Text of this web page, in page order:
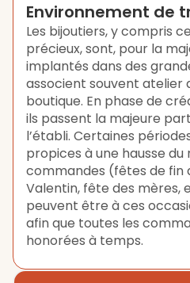
Environnement de
Les bijoutiers, y compris
précieux, sont, pour la
implantés dans des
associent souvent atelier
boutique. En phase de
ils passent la majeure
l’établi. Certaines
propices à une hausse
commandes (fêtes de fin
Valentin, fête des mères,
peuvent être à ces
afin que toutes les
honorées à temps.